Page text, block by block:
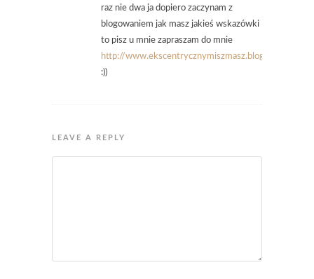
raz nie dwa ja dopiero zaczynam z
blogowaniem jak masz jakieś wskazówki
to pisz u mnie zapraszam do mnie
http://www.ekscentrycznymiszmasz.blogspot.com
:))
LEAVE A REPLY